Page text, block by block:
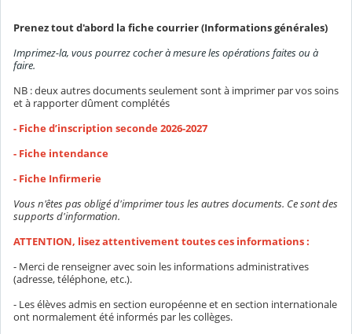
Prenez tout d'abord la fiche courrier (Informations générales)
Imprimez-la, vous pourrez cocher à mesure les opérations faites ou à
faire.
NB : deux autres documents seulement sont à imprimer par vos soins
et à rapporter dûment complétés
- Fiche d’inscription seconde 2026-2027
- Fiche intendance
- Fiche Infirmerie
Vous n'êtes pas obligé d'imprimer tous les autres documents. Ce sont des
supports d'information.
ATTENTION, lisez attentivement toutes ces informations :
- Merci de renseigner avec soin les informations administratives
(adresse, téléphone, etc.).
- Les élèves admis en section européenne et en section internationale
ont normalement été informés par les collèges.